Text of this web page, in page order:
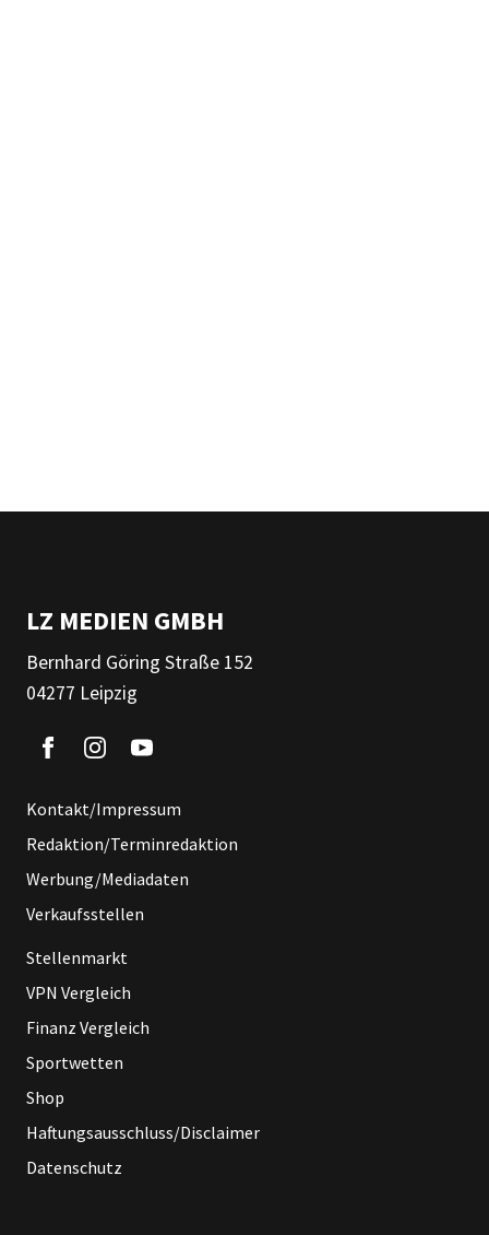
LZ MEDIEN GMBH
Bernhard Göring Straße 152
04277 Leipzig
Kontakt/Impressum
Redaktion/Terminredaktion
Werbung/Mediadaten
Verkaufsstellen
Stellenmarkt
VPN Vergleich
Finanz Vergleich
Sportwetten
Shop
Haftungsausschluss/Disclaimer
Datenschutz